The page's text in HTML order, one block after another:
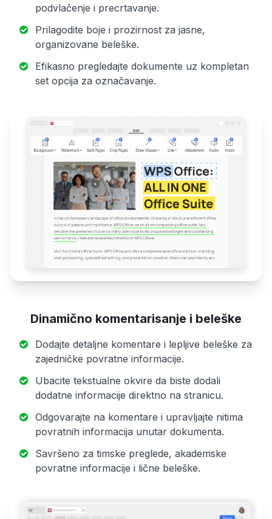
podvlačenje i precrtavanje.
Prilagodite boje i prozirnost za jasne,
organizovane beleške.
Efikasno pregledajte dokumente uz kompletan
set opcija za označavanje.
Dinamično komentarisanje i beleške
Dodajte detaljne komentare i lepljive beleške za
zajedničke povratne informacije.
Ubacite tekstualne okvire da biste dodali
dodatne informacije direktno na stranicu.
Odgovarajte na komentare i upravljajte nitima
povratnih informacija unutar dokumenta.
Savršeno za timske preglede, akademske
povratne informacije i lične beleške.